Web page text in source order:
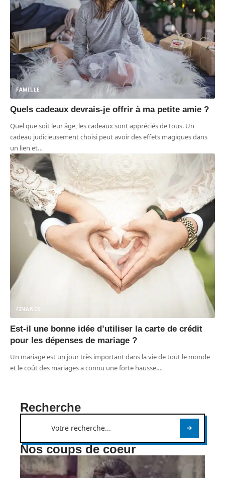
FAMILLE
Quels cadeaux devrais-je offrir à ma petite amie ?
Quel que soit leur âge, les cadeaux sont appréciés de tous. Un
cadeau judicieusement choisi peut avoir des effets magiques dans
un lien et…
FINANCE
Est-il une bonne idée d’utiliser la carte de crédit
pour les dépenses de mariage ?
Un mariage est un jour très important dans la vie de tout le monde
et le coût des mariages a connu une forte hausse.…
Recherche
Nos coups de coeur